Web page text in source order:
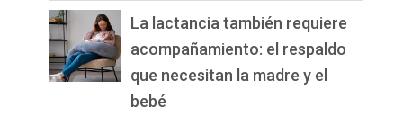
La lactancia también requiere
acompañamiento: el respaldo
que necesitan la madre y el
bebé